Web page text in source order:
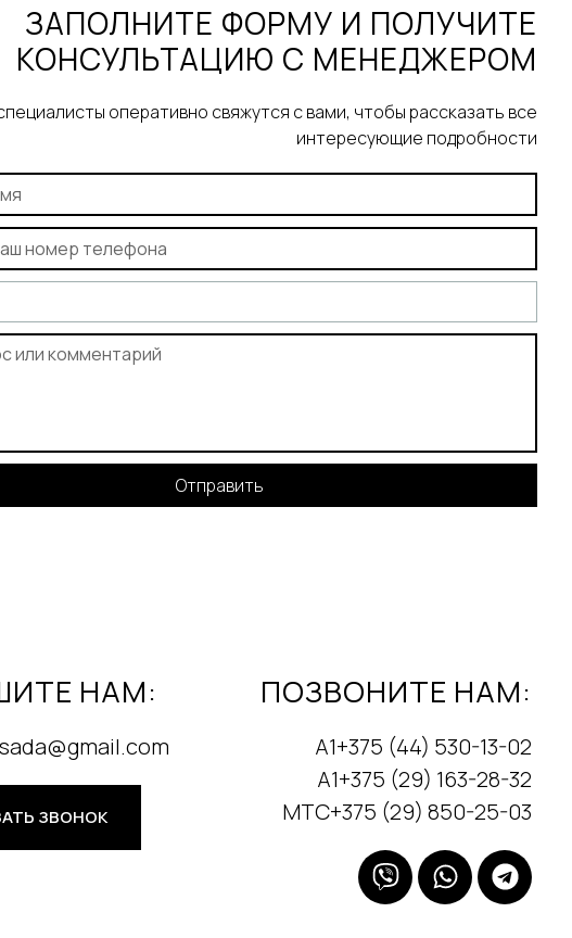
ЗАПОЛНИТЕ ФОРМУ И ПОЛУЧИТЕ
КОНСУЛЬТАЦИЮ С МЕНЕДЖЕРОМ
оперативно свяжутся с вами, чтобы рассказать все
интересующие подробности
Отправить
НАМ:
ЗВОНОК
ПОЗВОНИТЕ НАМ:
А1+375 (44) 530-13-02
А1+375 (29) 163-28-32
МТС+375 (29) 850-25-03